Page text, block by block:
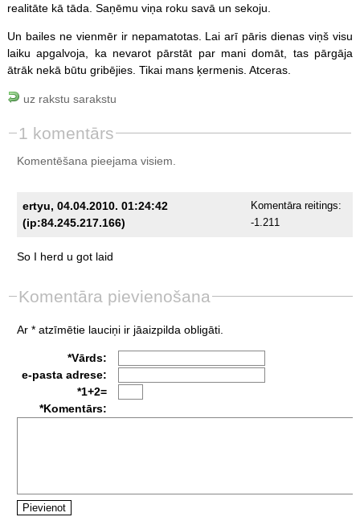
realitāte kā tāda. Saņēmu viņa roku savā un sekoju.
Un bailes ne vienmēr ir nepamatotas. Lai arī pāris dienas viņš visu
laiku apgalvoja, ka nevarot pārstāt par mani domāt, tas pārgāja
ātrāk nekā būtu gribējies. Tikai mans ķermenis. Atceras.
uz rakstu sarakstu
1 komentārs
Komentēšana pieejama visiem.
ertyu, 04.04.2010. 01:24:42
(ip:84.245.217.166)
Komentāra reitings:
-1.211
So I herd u got laid
Komentāra pievienošana
Ar * atzīmētie lauciņi ir jāaizpilda obligāti.
*Vārds:
e-pasta adrese:
*1+2=
*Komentārs: